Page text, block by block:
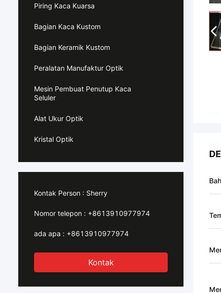
Piring Kaca Kuarsa
Bagian Kaca Kustom
Bagian Keramik Kustom
Peralatan Manufaktur Optik
Mesin Pembuat Penutup Kaca
Seluler
Alat Ukur Optik
Kristal Optik
Kontak Person : Sherry
Nomor telepon : +8613910977974
ada apa : +8613910977974
Kontak